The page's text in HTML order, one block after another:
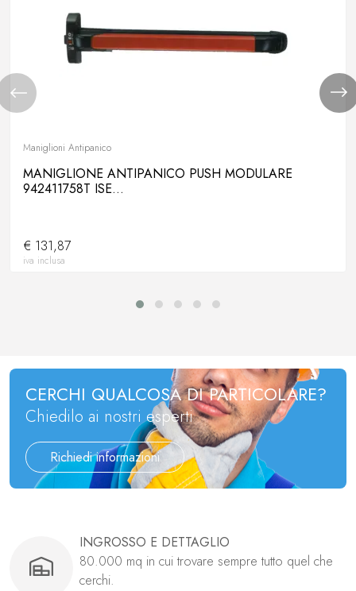
Maniglioni Antipanico
MANIGLIONE ANTIPANICO PUSH MODULARE
942411758T ISE...
€ 131,87
iva inclusa
CERCHI QUALCOSA DI PARTICOLARE?
Chiedilo ai nostri esperti
Richiedi informazioni
INGROSSO E DETTAGLIO
80.000 mq in cui trovare sempre tutto quel che
cerchi.